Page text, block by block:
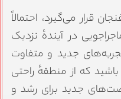
قرار می‌گیرد، احتمالاً
در آیندهٔ نزدیک
جدید و متفاوت
که از منطقهٔ راحتی
جدید برای رشد و